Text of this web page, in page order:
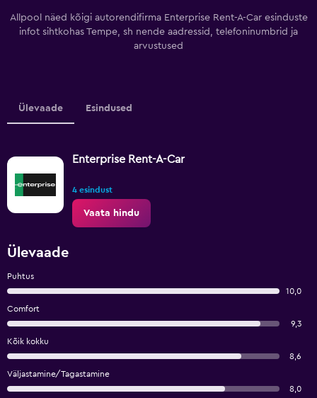
Allpool näed kõigi autorendifirma Enterprise Rent-A-Car esinduste
infot sihtkohas Tempe, sh nende aadressid, telefoninumbrid ja
arvustused
Ülevaade Esindused
Enterprise Rent-A-Car
4 esindust
Vaata hindu
Ülevaade
Puhtus
10,0
Comfort
9,3
Kõik kokku
8,6
Väljastamine/Tagastamine
8,0